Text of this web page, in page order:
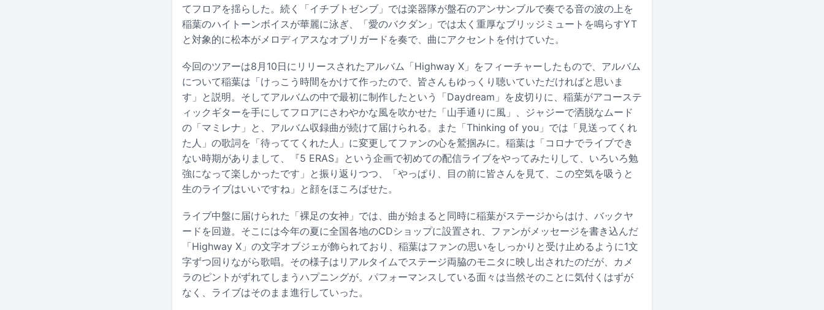
てフロアを揺らした。続く「イチブトゼンブ」では楽器隊が盤石のアンサンブルで奏でる音の波の上を
稲葉のハイトーンボイスが華麗に泳ぎ、「愛のバクダン」では太く重厚なブリッジミュートを鳴らすYT
と対象的に松本がメロディアスなオブリガードを奏で、曲にアクセントを付けていた。
今回のツアーは8月10日にリリースされたアルバム「Highway X」をフィーチャーしたもので、アルバム
について稲葉は「けっこう時間をかけて作ったので、皆さんもゆっくり聴いていただければと思いま
す」と説明。そしてアルバムの中で最初に制作したという「Daydream」を皮切りに、稲葉がアコーステ
ィックギターを手にしてフロアにさわやかな風を吹かせた「山手通りに風」、ジャジーで洒脱なムード
の「マミレナ」と、アルバム収録曲が続けて届けられる。また「Thinking of you」では「見送ってくれ
た人」の歌詞を「待っててくれた人」に変更してファンの心を鷲掴みに。稲葉は「コロナでライブでき
ない時期がありまして、『5 ERAS』という企画で初めての配信ライブをやってみたりして、いろいろ勉
強になって楽しかったです」と振り返りつつ、「やっぱり、目の前に皆さんを見て、この空気を吸うと
生のライブはいいですね」と顔をほころばせた。
ライブ中盤に届けられた「裸足の女神」では、曲が始まると同時に稲葉がステージからはけ、バックヤ
ードを回遊。そこには今年の夏に全国各地のCDショップに設置され、ファンがメッセージを書き込んだ
「Highway X」の文字オブジェが飾られており、稲葉はファンの思いをしっかりと受け止めるように1文
字ずつ回りながら歌唱。その様子はリアルタイムでステージ両脇のモニタに映し出されたのだが、カメ
ラのピントがずれてしまうハプニングが。パフォーマンスしている面々は当然そのことに気付くはずが
なく、ライブはそのまま進行していった。